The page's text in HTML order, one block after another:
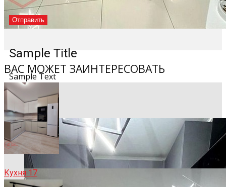
Sample Title
Sample Text
ВАС МОЖЕТ ЗАИНТЕРЕСОВАТЬ
Кухня 17